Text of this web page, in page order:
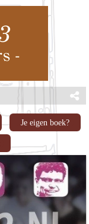
Je eigen boek?